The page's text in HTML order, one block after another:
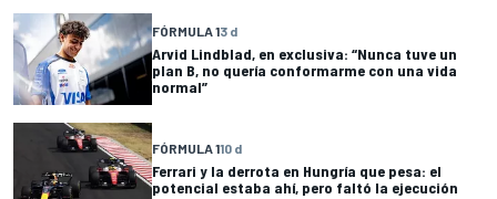
FÓRMULA 13 d
Arvid Lindblad, en exclusiva: “Nunca tuve un
plan B, no quería conformarme con una vida
normal”
FÓRMULA 110 d
Ferrari y la derrota en Hungría que pesa: el
potencial estaba ahí, pero faltó la ejecución